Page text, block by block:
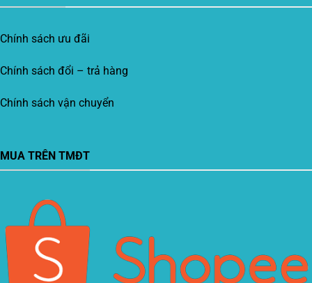
Chính sách ưu đãi
Chính sách đổi – trả hàng
Chính sách vận chuyển
MUA TRÊN TMĐT